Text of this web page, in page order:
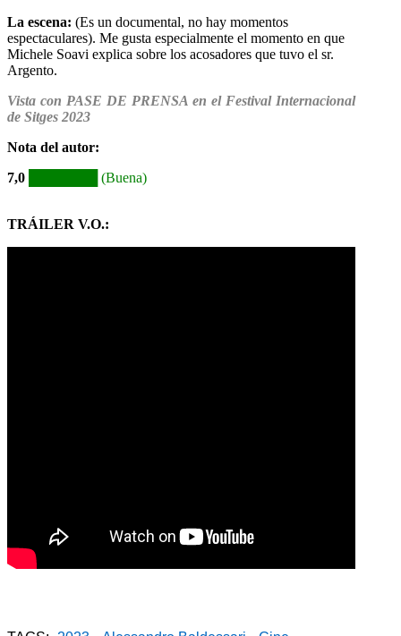
La escena: (Es un documental, no hay momentos
espectaculares). Me gusta especialmente el momento en que
Michele Soavi explica sobre los acosadores que tuvo el sr.
Argento.
Vista con PASE DE PRENSA en el Festival Internacional
de Sitges 2023
Nota del autor:
7,0
(Buena)
TRÁILER V.O.: